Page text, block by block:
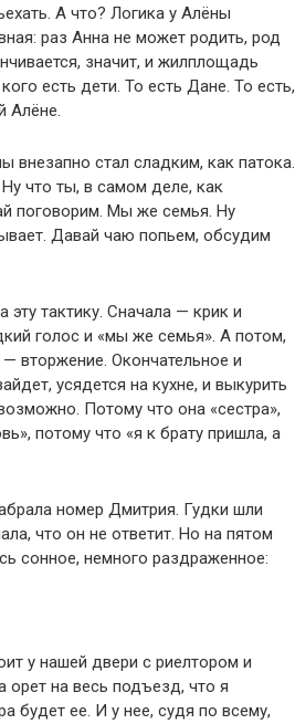
А что? Логика у Алёны
раз Анна не может родить, род
значит, и жилплощадь
есть дети. То есть Дане. То есть,
Алёне.
внезапно стал сладким, как патока.
что ты, в самом деле, как
поговорим. Мы же семья. Ну
Давай чаю попьем, обсудим
эту тактику. Сначала — крик и
голос и «мы же семья». А потом,
вторжение. Окончательное и
усядется на кухне, и выкурить
Потому что она «сестра»,
потому что «я к брату пришла, а
номер Дмитрия. Гудки шли
что он не ответит. Но на пятом
сонное, немного раздраженное:
у нашей двери с риелтором и
орет на весь подъезд, что я
будет ее. И у нее, судя по всему,